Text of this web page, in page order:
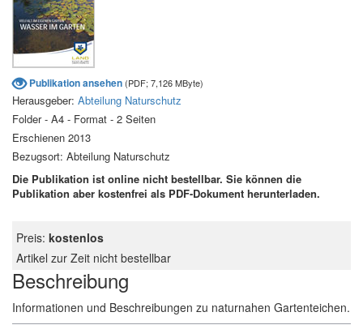
Publikation ansehen (PDF; 7,126 MByte)
Herausgeber: Abteilung Naturschutz
Folder - A4 - Format - 2 Seiten
Erschienen 2013
Bezugsort: Abteilung Naturschutz
Die Publikation ist online nicht bestellbar. Sie können die
Publikation aber kostenfrei als PDF-Dokument herunterladen.
Preis: kostenlos
Artikel zur Zeit nicht bestellbar
Beschreibung
Informationen und Beschreibungen zu naturnahen Gartenteichen.